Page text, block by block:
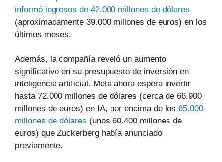
informó ingresos de 42.000 millones de dólares
(aproximadamente 39.000 millones de euros) en los
últimos meses.
Además, la compañía reveló un aumento
significativo en su presupuesto de inversión en
inteligencia artificial. Meta ahora espera invertir
hasta 72.000 millones de dólares (cerca de 66.900
millones de euros) en IA, por encima de los 65.000
millones de dólares (unos 60.400 millones de
euros) que Zuckerberg había anunciado
previamente.